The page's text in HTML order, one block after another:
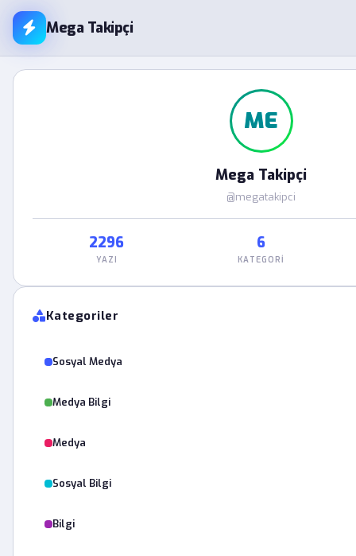
Mega Takipçi
ME
Mega Takipçi
@megatakipci
2296
YAZI
6
KATEGORI
Kategoriler
Sosyal Medya
Medya Bilgi
Medya
Sosyal Bilgi
Bilgi